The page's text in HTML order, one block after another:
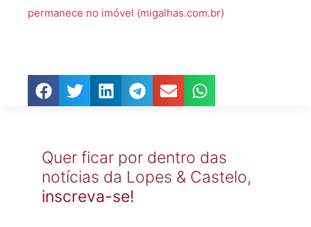
permanece no imóvel (migalhas.com.br)
Quer ficar por dentro das
notícias da Lopes & Castelo,
inscreva-se!